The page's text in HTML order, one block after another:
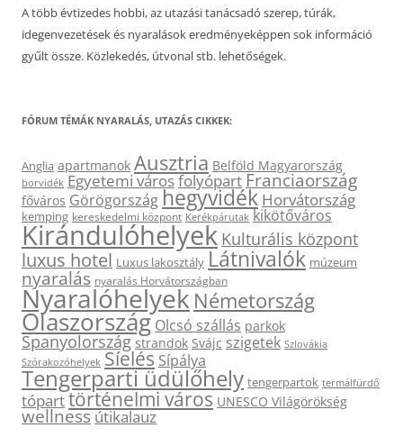
A több évtizedes hobbi, az utazási tanácsadó szerep, túrák,
idegenvezetések és nyaralások eredményeképpen sok információ
gyűlt össze. Közlekedés, útvonal stb. lehetőségek.
FÓRUM TÉMÁK NYARALÁS, UTAZÁS CIKKEK:
Anglia apartmanok Ausztria Belföld Magyarország
borvidék Egyetemi városfolyópartFranciaország
főváros Görögországhegyvidék Horvátország
kemping kereskedelmi központ Kerékpárutak kikötőváros
Kirándulóhelyek Kulturális központ
luxus hotel Luxus lakosztály Látnivalók múzeum
nyaralás nyaralás Horvátországban
Nyaralóhelyek Németország
Olaszország Olcsó szállás parkok
Spanyolország strandok Svájc szigetek Szlovákia
Szórakozóhelyek Síelés Sípálya
Tengerparti üdülőhely tengerpartok termálfürdő
tóparttörténelmi város UNESCO Világörökség
wellnessútikalauz